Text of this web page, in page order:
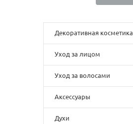
Декоративная косметика
Уход за лицом
Уход за волосами
Аксессуары
Духи